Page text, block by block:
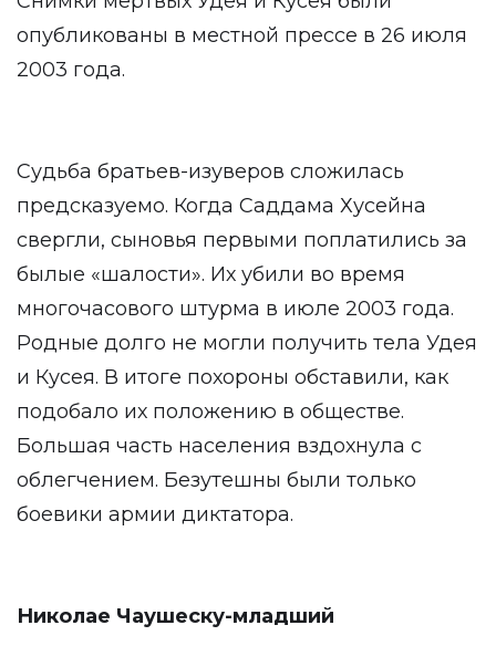
опубликованы в местной прессе в 26 июля
2003 года.
Судьба братьев-изуверов сложилась
предсказуемо. Когда Саддама Хусейна
свергли, сыновья первыми поплатились за
былые «шалости». Их убили во время
многочасового штурма в июле 2003 года.
Родные долго не могли получить тела Удея
и Кусея. В итоге похороны обставили, как
подобало их положению в обществе.
Большая часть населения вздохнула с
облегчением. Безутешны были только
боевики армии диктатора.
Николае Чаушеску-младший